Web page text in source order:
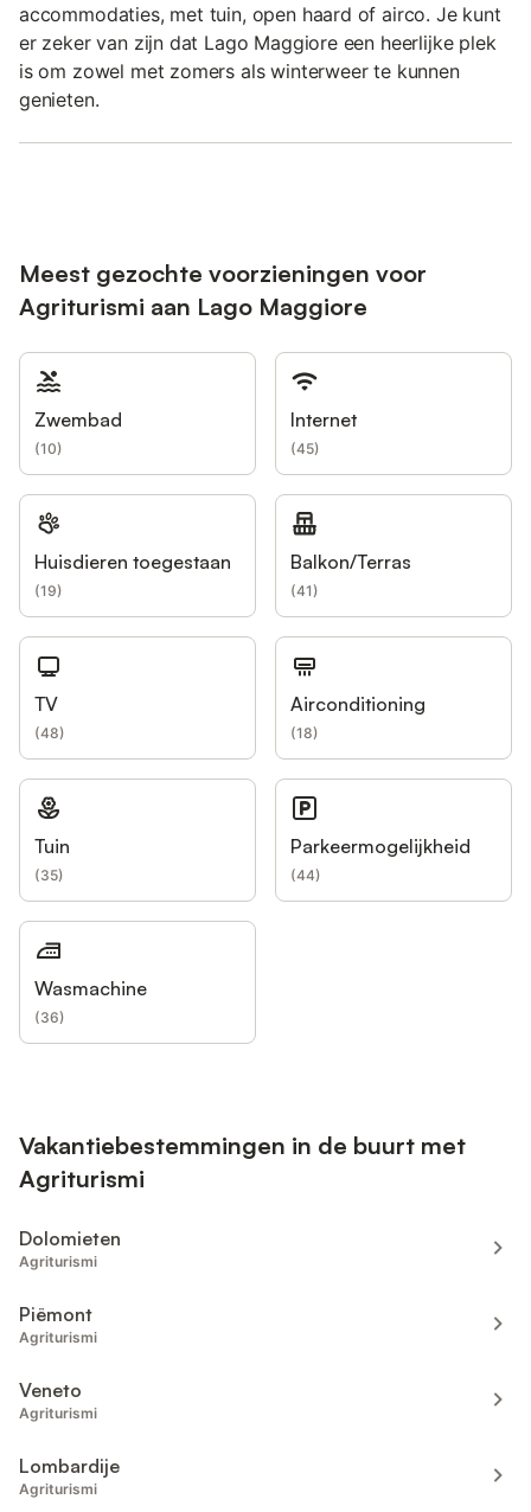
accommodaties, met tuin, open haard of airco. Je kunt
er zeker van zijn dat Lago Maggiore een heerlijke plek
is om zowel met zomers als winterweer te kunnen
genieten.
Meest gezochte voorzieningen voor
Agriturismi aan Lago Maggiore
Zwembad
(10)
Internet
(45)
Huisdieren toegestaan
(19)
Balkon/Terras
(41)
TV
(48)
Airconditioning
(18)
Tuin
(35)
Parkeermogelijkheid
(44)
Wasmachine
(36)
Vakantiebestemmingen in de buurt met
Agriturismi
Dolomieten
Agriturismi
Piëmont
Agriturismi
Veneto
Agriturismi
Lombardije
Agriturismi